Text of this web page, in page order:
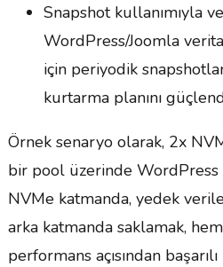
Snapshot kullanımıyla
WordPress/Joomla
için periyodik
kurtarma planını
Örnek senaryo olarak, 2x
bir pool üzerinde
NVMe katmanda, yedek
arka katmanda saklamak,
performans açısından